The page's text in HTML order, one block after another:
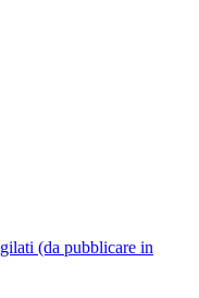
(da pubblicare in